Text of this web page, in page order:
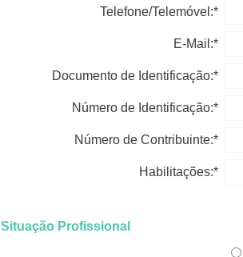
Telefone/Telemóvel:*
E-Mail:*
Documento de Identificação:*
Número de Identificação:*
Número de Contribuinte:*
Habilitações:*
Situação Profissional